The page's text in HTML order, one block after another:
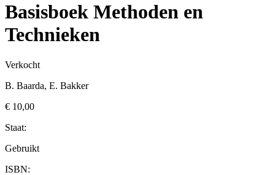
Basisboek Methoden en
Technieken
Verkocht
B. Baarda, E. Bakker
€ 10,00
Staat:
Gebruikt
ISBN: